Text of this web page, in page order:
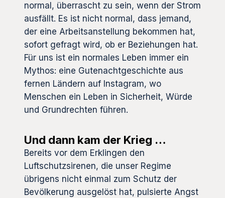
normal, überrascht zu sein, wenn der Strom
ausfällt. Es ist nicht normal, dass jemand,
der eine Arbeitsanstellung bekommen hat,
sofort gefragt wird, ob er Beziehungen hat.
Für uns ist ein normales Leben immer ein
Mythos: eine Gutenachtgeschichte aus
fernen Ländern auf Instagram, wo
Menschen ein Leben in Sicherheit, Würde
und Grundrechten führen.
Und dann kam der Krieg …
Bereits vor dem Erklingen den
Luftschutzsirenen, die unser Regime
übrigens nicht einmal zum Schutz der
Bevölkerung ausgelöst hat, pulsierte Angst